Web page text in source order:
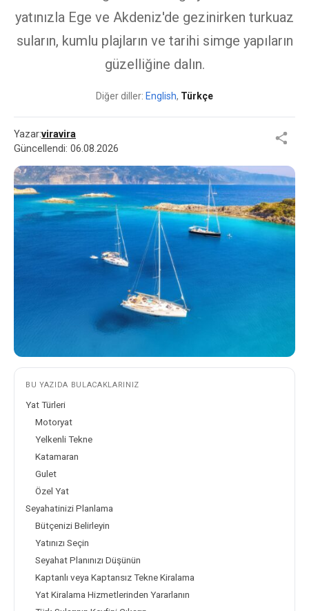
yatınızla Ege ve Akdeniz'de gezinirken turkuaz
suların, kumlu plajların ve tarihi simge yapıların
güzelliğine dalın.
Diğer diller: English, Türkçe
Yazar:viravira
Güncellendi: 06.08.2026
BU YAZIDA BULACAKLARINIZ
Yat Türleri
Motoryat
Yelkenli Tekne
Katamaran
Gulet
Özel Yat
Seyahatinizi Planlama
Bütçenizi Belirleyin
Yatınızı Seçin
Seyahat Planınızı Düşünün
Kaptanlı veya Kaptansız Tekne Kiralama
Yat Kiralama Hizmetlerinden Yararlanın